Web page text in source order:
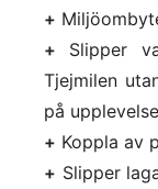
+
+ Slipper
Tjejmilen
på
+ Koppla av
+ Slipper